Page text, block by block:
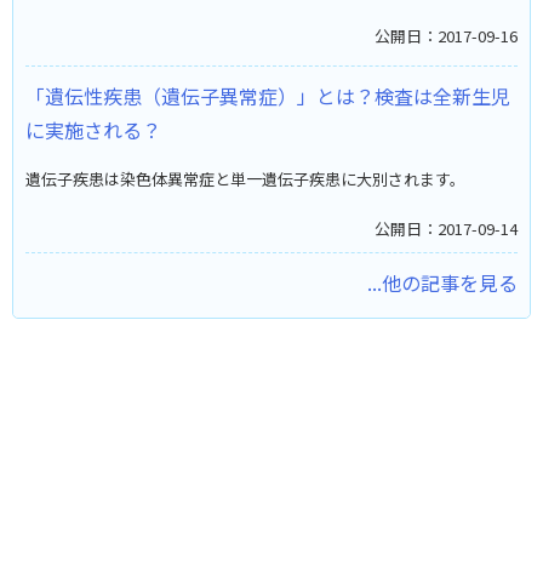
公開日：2017-09-16
「遺伝性疾患（遺伝子異常症）」とは？検査は全新生児
に実施される？
遺伝子疾患は染色体異常症と単一遺伝子疾患に大別されます。
公開日：2017-09-14
...他の記事を見る